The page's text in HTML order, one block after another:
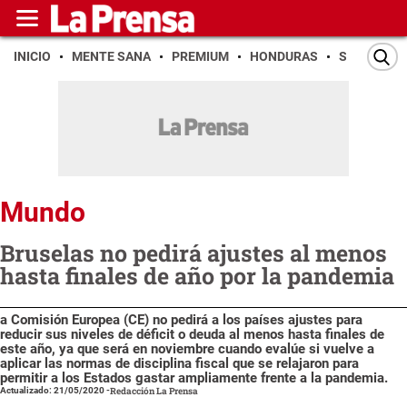
INICIO MENTE SANA PREMIUM HONDURAS SAN PEDRO
Mundo
Bruselas no pedirá ajustes al menos
hasta finales de año por la pandemia
a Comisión Europea (CE) no pedirá a los países ajustes para
reducir sus niveles de déficit o deuda al menos hasta finales de
este año, ya que será en noviembre cuando evalúe si vuelve a
aplicar las normas de disciplina fiscal que se relajaron para
permitir a los Estados gastar ampliamente frente a la pandemia.
Actualizado: 21/05/2020-Redacción La Prensa